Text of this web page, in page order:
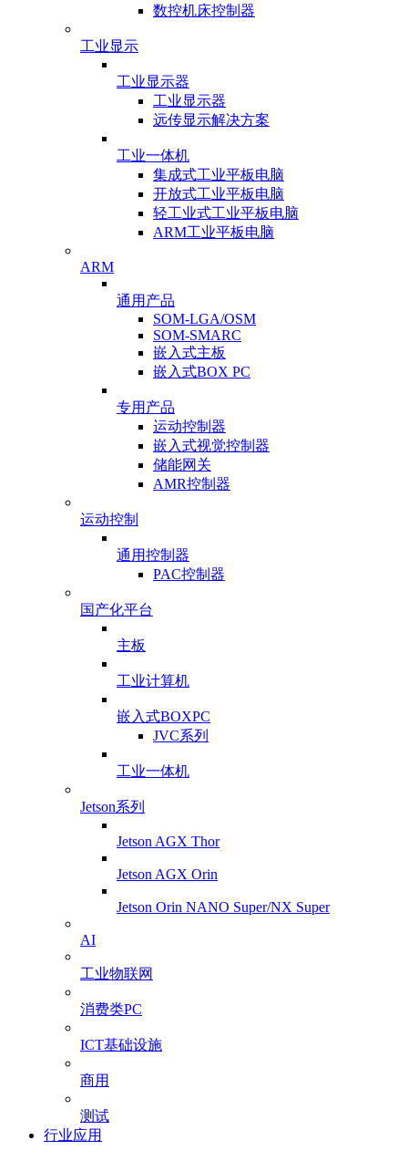
数控机床控制器
工业显示
工业显示器
工业显示器
远传显示解决方案
工业一体机
集成式工业平板电脑
开放式工业平板电脑
轻工业式工业平板电脑
ARM工业平板电脑
ARM
通用产品
SOM-LGA/OSM
SOM-SMARC
嵌入式主板
嵌入式BOX PC
专用产品
运动控制器
嵌入式视觉控制器
储能网关
AMR控制器
运动控制
通用控制器
PAC控制器
国产化平台
主板
工业计算机
嵌入式BOXPC
JVC系列
工业一体机
Jetson系列
Jetson AGX Thor
Jetson AGX Orin
Jetson Orin NANO Super/NX Super
AI
工业物联网
消费类PC
ICT基础设施
商用
测试
行业应用